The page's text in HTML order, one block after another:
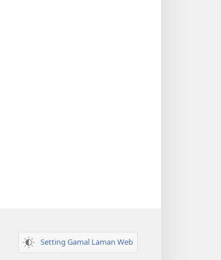
Setting Gamal Laman Web